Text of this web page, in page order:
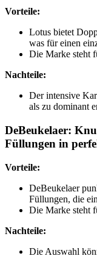
Vorteile:
Lotus bietet
was für einen
Die Marke steht
Nachteile:
Der intensive
als zu dominant
DeBeukelaer:
Füllungen in
Vorteile:
DeBeukelaer
Füllungen, die
Die Marke steht
Nachteile:
Die Auswahl